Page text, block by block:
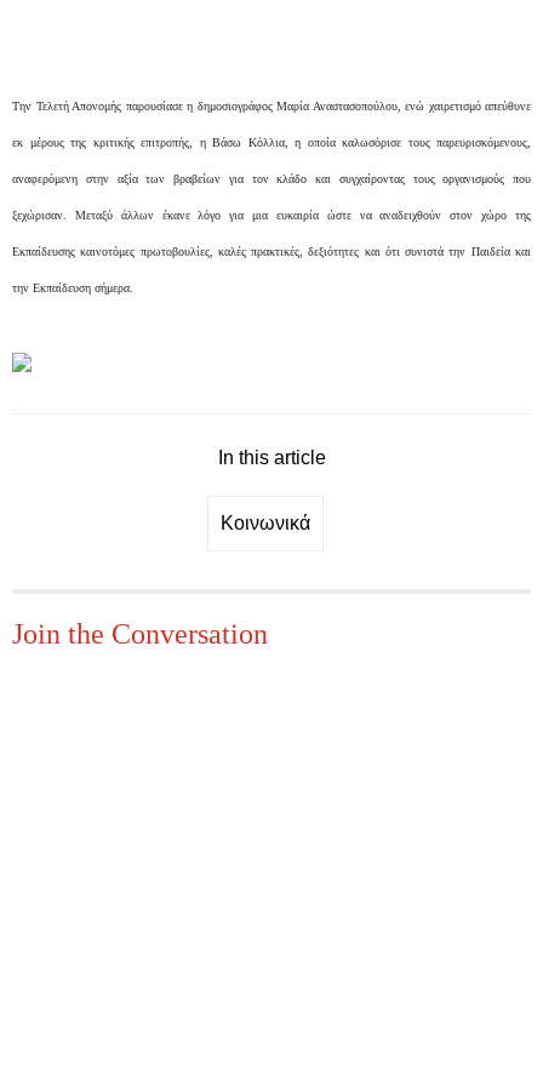
Την Τελετή Απονομής παρουσίασε η δημοσιογράφος Μαρία Αναστασοπούλου, ενώ χαιρετισμό απεύθυνε
εκ μέρους της κριτικής επιτροπής, η Βάσω Κόλλια, η οποία καλωσόρισε τους παρευρισκόμενους,
αναφερόμενη στην αξία των βραβείων για τον κλάδο και συγχαίροντας τους οργανισμούς που
ξεχώρισαν. Μεταξύ άλλων έκανε λόγο για μια ευκαιρία ώστε να αναδειχθούν στον χώρο της
Εκπαίδευσης καινοτόμες πρωτοβουλίες, καλές πρακτικές, δεξιότητες και ότι συνιστά την Παιδεία και
την Εκπαίδευση σήμερα.
In this article
Κοινωνικά
Join the Conversation